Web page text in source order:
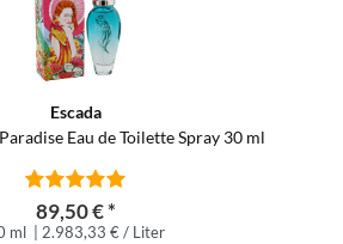
Escada
Eau de Toilette Spray 30 ml
89,50 € *
ml | 2.983,33 € / Liter